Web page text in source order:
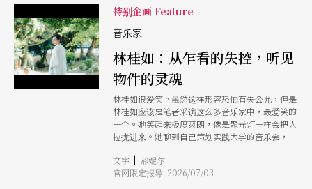
初心。
众，不是一个专业评论者，也不是被社会化、懂得
顾及艺术家自尊心的成年人，儿童的爱与恨总是毫
不保留地喷发。 因此，从事儿童剧创作，才是这
里，只要提起「儿童剧」，许多大人的脑海里大概
装、演员用拉高音调且放慢语速的方式说话；台下
的孩子则在父母的陪伴下，被动地接收著关于要听
话、要刷牙或不要跟陌生人走等功能性宣导。 然
而，当我们近看这几年台湾儿童表演艺术的现场，
会发现那种缤纷、正向、带著说教的刻板印象，正
在被一群「非典型」的创作者悄悄松动。 从双北
出发，对应城市儿童长出的剧场面貌 这场变革，
在以台北表演艺术中心为发展路线的「台北儿童艺
术节」（后简称儿艺节）中，长出了极其特殊的当
特别企画 Feature
音乐家
林桂如：从乍看的失控，听见
物件的灵魂
林桂如很爱笑。虽然这样形容恐怕有失公允，但是
林桂如应该是笔者采访这么多音乐家中，最爱笑的
一个。她笑起来极度爽朗，像是聚光灯一样会把人
拉拢进来。她聊到自己策划实践大学的音乐会，写
唱：「皮皮啾」这3个音节，光是谈起这段故事的
时候，她也笑得东倒西歪。 这么热情爽朗的林桂
文字 | 郝妮尔
官网限定报导 2026/07/03